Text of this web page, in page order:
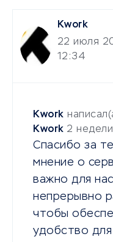
Kwork
22 июля
12:34
Kwork
Kwork 2
Спасибо за
мнение о
важно для
непрерывно
чтобы
удобство